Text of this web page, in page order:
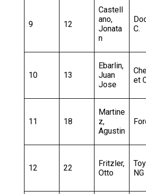
9 12
Castell
ano,
Jonata
n
C.
10 13
Ebarlin,
Juan
Jose
et
11 18
Martine
z,
Agustin
12 22
Fritzler,
Otto
NG